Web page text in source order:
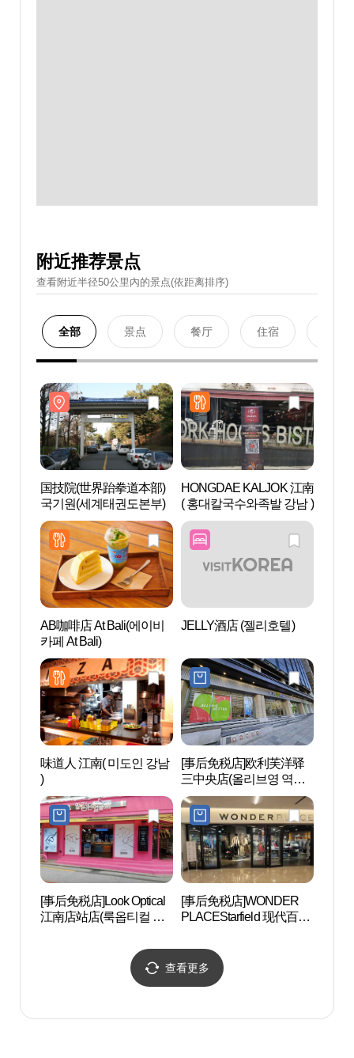
附近推荐景点
查看附近半径50公里內的景点(依距离排序)
全部 景点 餐厅 住宿
国技院(世界跆拳道本部)
국기원(세계태권도본부)
HONGDAE KALJOK 江南
( 홍대칼국수와족발 강남 )
AB咖啡店 At Bali(에이비
카페 At Bali)
JELLY酒店 (젤리호텔)
味道人 江南( 미도인 강남
)
[事后免税店]欧利芙洋驿
三中央店(올리브영 역삼
중앙점)
[事后免税店]Look Optical
江南店站店(룩옵티컬 강
[事后免税店]WONDER
PLACEStarfield 现代百货
이스 스타필드 코엑스몰
점)
查看更多